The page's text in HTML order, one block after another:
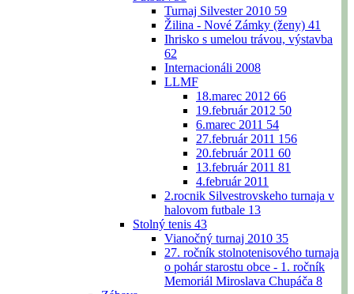
Turnaj Silvester 2010 59
Žilina - Nové Zámky (ženy) 41
Ihrisko s umelou trávou, výstavba
62
Internacionáli 2008
LLMF
18.marec 2012 66
19.február 2012 50
6.marec 2011 54
27.február 2011 156
20.február 2011 60
13.február 2011 81
4.február 2011
2.rocnik Silvestrovskeho turnaja v
halovom futbale 13
Stolný tenis 43
Vianočný turnaj 2010 35
27. ročník stolnotenisového turnaja
o pohár starostu obce - 1. ročník
Memoriál Miroslava Chupáča 8